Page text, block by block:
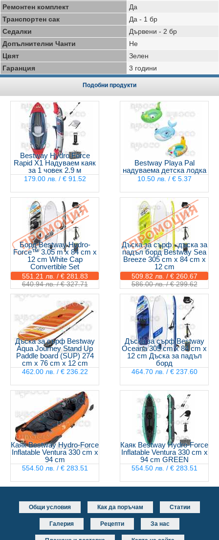
Ремонтен комплект
Да
Транспортен сак
Да - 1 бр
Седалки
Дървени - 2 бр
Допълнителни Чанти
Не
Цвят
Зелен
Гаранция
3 години
Подобни продукти
Bestway Hydro Force
Rapid X1 Надуваем каяк
за 1 човек 2.9 м
179.00 лв. / € 91.52
Bestway Playa Pal
надуваема детска лодка
10.50 лв. / € 5.37
Борд Bestway Hydro-
Force™ 3.05 m x 84 cm x
12 cm White Cap
Convertible Set
551.21 лв. / € 281.83
640.94 лв. / € 327.71
Дъска за сърф - дъска за
падъл борд Bestway Sea
Breeze 305 cm x 84 cm x
12 cm
509.82 лв. / € 260.67
586.00 лв. / € 299.62
Дъска за сърф Bestway
Aqua Journey Stand Up
Paddle board (SUP) 274
cm x 76 cm x 12 cm
462.00 лв. / € 236.22
Дъска за сърф Bestway
Oceana 305 cm x 84 cm x
12 cm Дъска за падъл
борд
464.70 лв. / € 237.60
Каяк Bestway Hydro-Force
Inflatable Ventura 330 cm x
94 cm
554.50 лв. / € 283.51
Каяк Bestway Hydro-Force
Inflatable Ventura 330 cm x
94 cm GREEN
554.50 лв. / € 283.51
Общи условия Как да поръчам Статии
Галерия Рецепти За нас